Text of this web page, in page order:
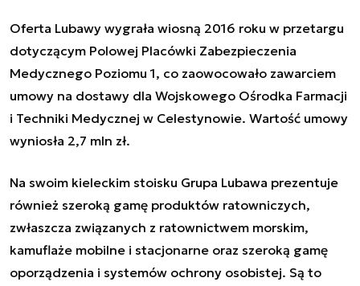
Oferta Lubawy wygrała wiosną 2016 roku w przetargu
dotyczącym Polowej Placówki Zabezpieczenia
Medycznego Poziomu 1, co zaowocowało zawarciem
umowy na dostawy dla Wojskowego Ośrodka Farmacji
i Techniki Medycznej w Celestynowie. Wartość umowy
wyniosła 2,7 mln zł.
Na swoim kieleckim stoisku Grupa Lubawa prezentuje
również szeroką gamę produktów ratowniczych,
zwłaszcza związanych z ratownictwem morskim,
kamuflaże mobilne i stacjonarne oraz szeroką gamę
oporządzenia i systemów ochrony osobistej. Są to